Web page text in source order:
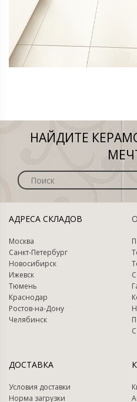
НАЙДИТЕ
АДРЕСА СКЛАДОВ
Москва
Санкт-Петербург
Новосибирск
Ижевск
Тюмень
Краснодар
Ростов-на-Дону
Челябинск
ДОСТАВКА
Условия доставки
Норма загрузки